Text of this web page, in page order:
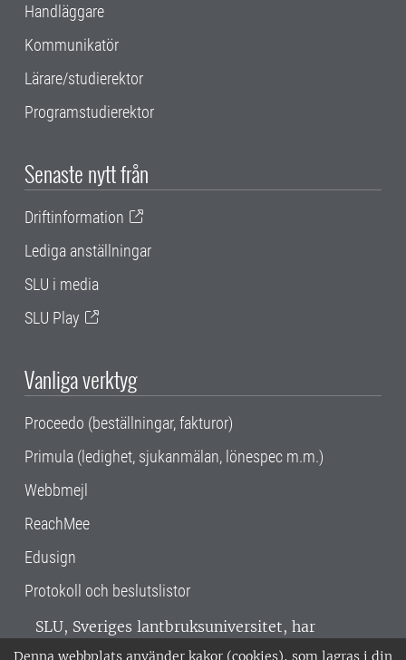
Denna webbplats använder kakor (cookies), som lagras i din
Handläggare
Kommunikatör
Lärare/studierektor
Programstudierektor
Senaste nytt från
Driftinformation
Lediga anställningar
SLU i media
SLU Play
Vanliga verktyg
Proceedo (beställningar, fakturor)
Primula (ledighet, sjukanmälan, lönespec m.m.)
Webbmejl
ReachMee
Edusign
Protokoll och beslutslistor
SLU, Sveriges lantbruksuniversitet, har
verksamhet över hela Sverige. Huvudorter är